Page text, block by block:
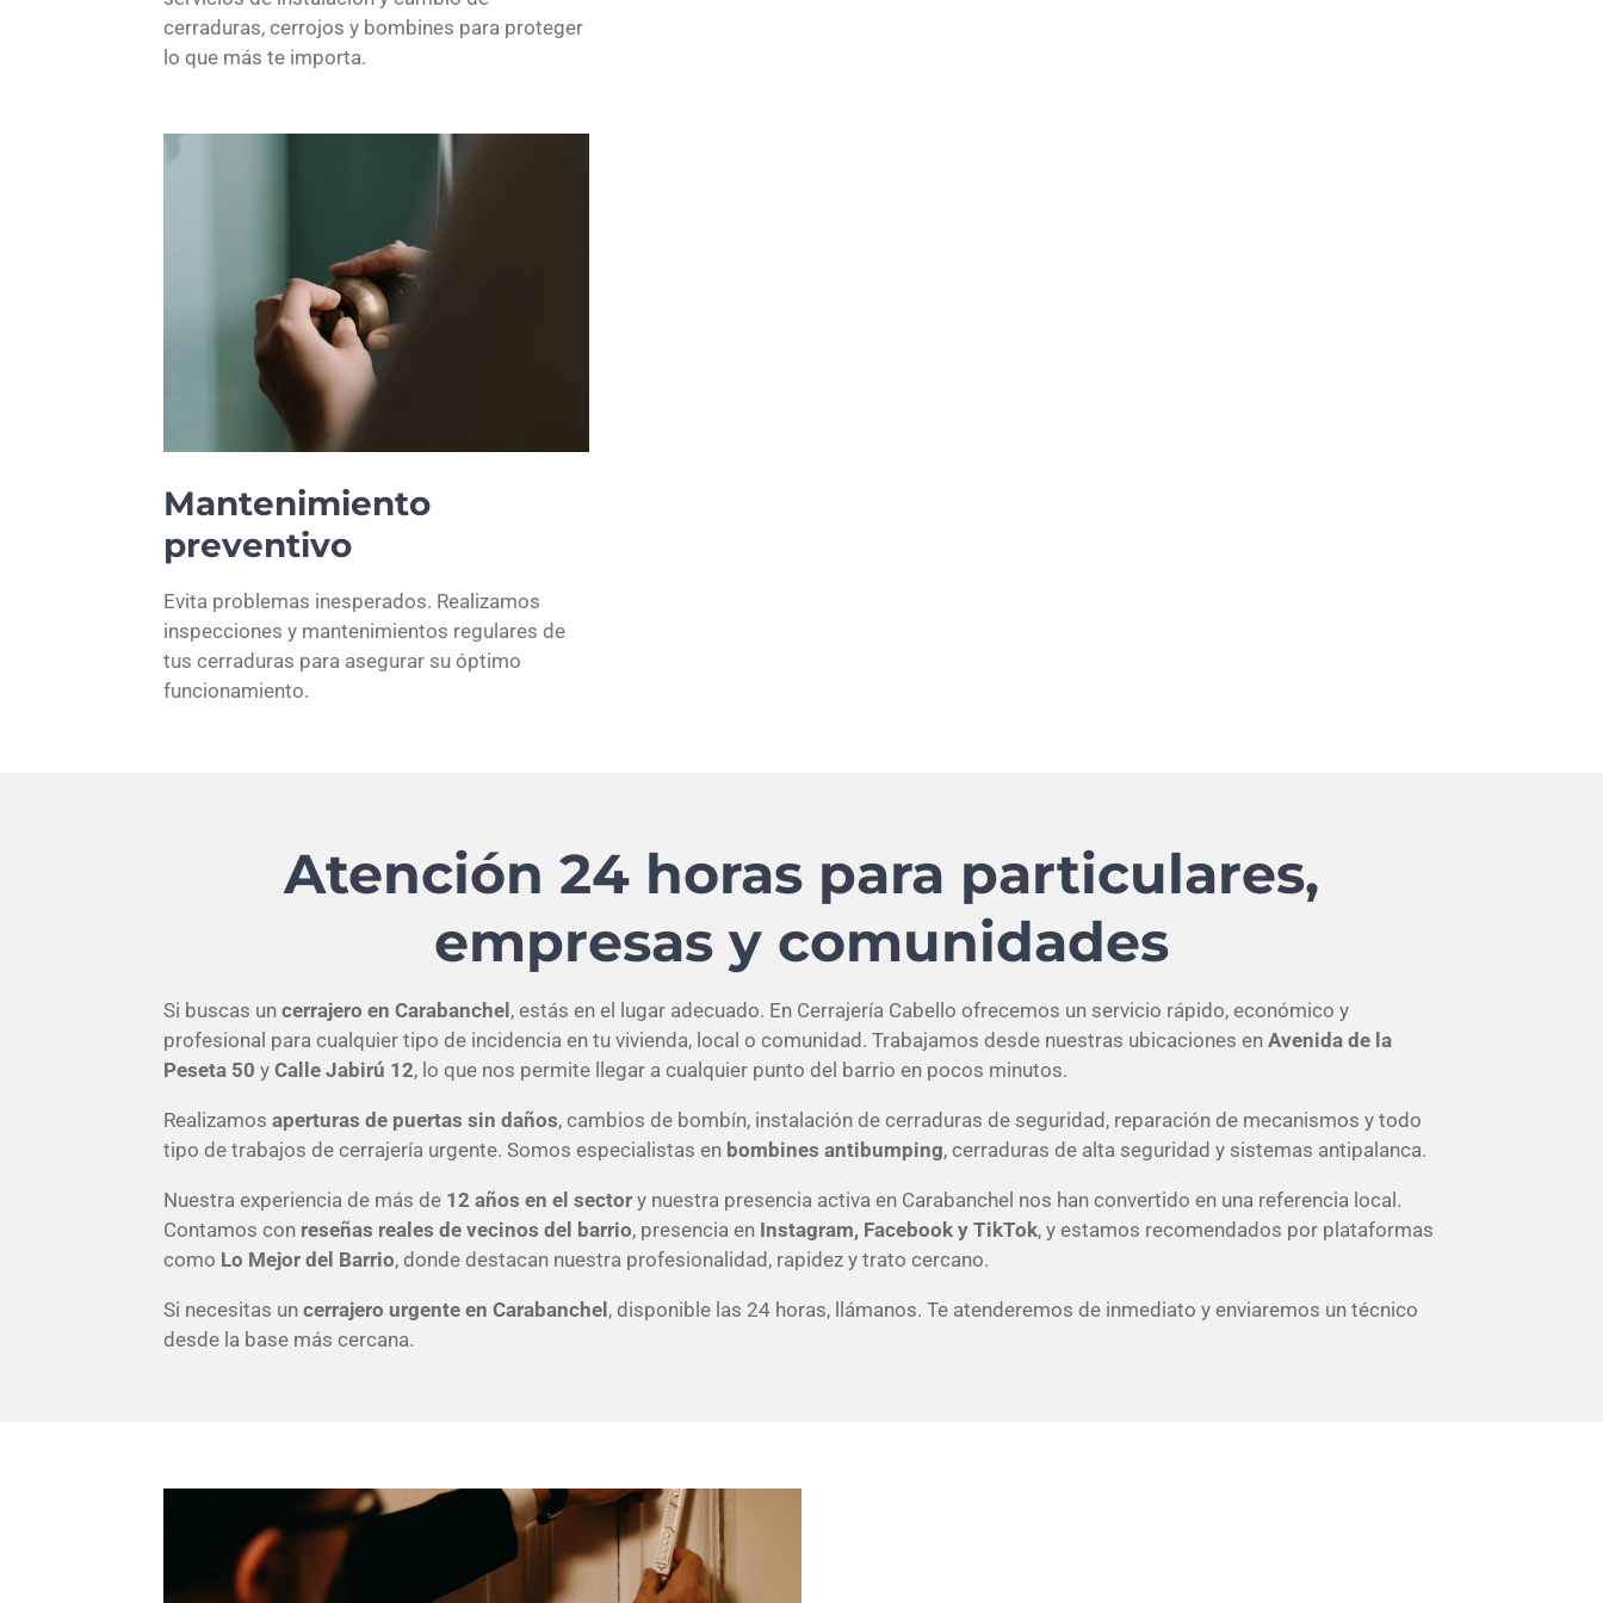
cerraduras, cerrojos y bombines para proteger
lo que más te importa.
Mantenimiento
preventivo
Evita problemas inesperados. Realizamos
inspecciones y mantenimientos regulares de
tus cerraduras para asegurar su óptimo
funcionamiento.
Atención 24 horas para particulares,
empresas y comunidades
Si buscas un cerrajero en Carabanchel , estás en el lugar adecuado. En Cerrajería Cabello ofrecemos un servicio rápido, económico y
profesional para cualquier tipo de incidencia en tu vivienda, local o comunidad. Trabajamos desde nuestras ubicaciones en Avenida de la
Peseta 50 y Calle Jabirú 12, lo que nos permite llegar a cualquier punto del barrio en pocos minutos.
Realizamos aperturas de puertas sin daños, cambios de bombín, instalación de cerraduras de seguridad, reparación de mecanismos y todo
tipo de trabajos de cerrajería urgente. Somos especialistas en bombines antibumping, cerraduras de alta seguridad y sistemas antipalanca.
Nuestra experiencia de más de 12 años en el sector y nuestra presencia activa en Carabanchel nos han convertido en una referencia local.
Contamos con reseñas reales de vecinos del barrio, presencia en Instagram, Facebook y TikTok, y estamos recomendados por plataformas
como Lo Mejor del Barrio, donde destacan nuestra profesionalidad, rapidez y trato cercano.
Si necesitas un cerrajero urgente en Carabanchel , disponible las 24 horas, llámanos. Te atenderemos de inmediato y enviaremos un técnico
desde la base más cercana.